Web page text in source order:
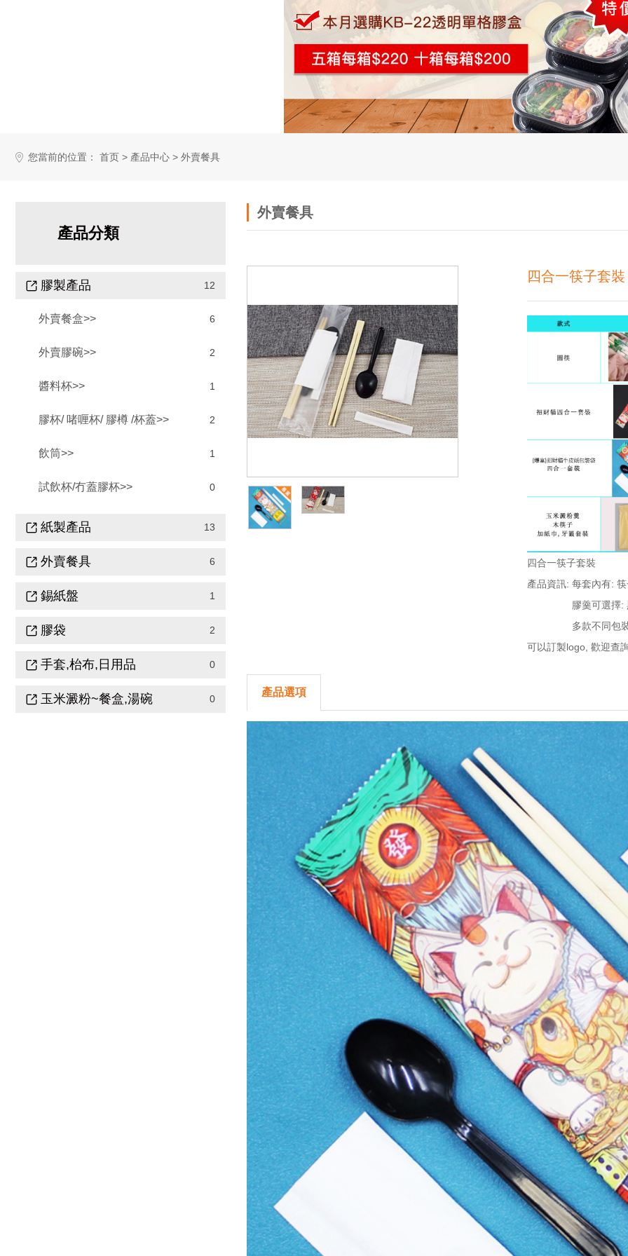
您當前的位置： 首页 > 產品中心 > 外賣餐具
產品分類
膠製產品 12
外賣餐盒>> 6
外賣膠碗>> 2
醬料杯>> 1
膠杯/ 啫喱杯/ 膠樽 /杯蓋>> 2
飲筒>> 1
試飲杯/冇蓋膠杯>> 0
紙製產品 13
外賣餐具 6
錫紙盤 1
膠袋 2
手套,枱布,日用品 0
玉米澱粉~餐盒,湯碗 0
外賣餐具
四合一筷子套裝
四合一筷子套裝
產品資訊: 每套內有:
膠羹可選擇: 黑色
多款不同包裝
可以訂製logo, 歡迎查
產品選項